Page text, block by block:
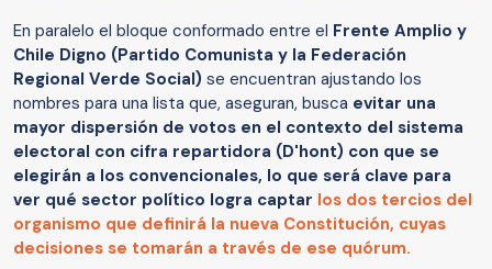
En paralelo el bloque conformado entre el Frente Amplio y
Chile Digno (Partido Comunista y la Federación
Regional Verde Social) se encuentran ajustando los
nombres para una lista que, aseguran, busca evitar una
mayor dispersión de votos en el contexto del sistema
electoral con cifra repartidora (D'hont) con que se
elegirán a los convencionales, lo que será clave para
ver qué sector político logra captar los dos tercios del
organismo que definirá la nueva Constitución, cuyas
decisiones se tomarán a través de ese quórum.